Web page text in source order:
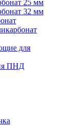
25 мм
32 мм
для
ПНД